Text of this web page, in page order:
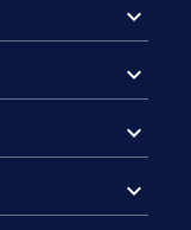
expand_more
expand_more
expand_more
expand_more